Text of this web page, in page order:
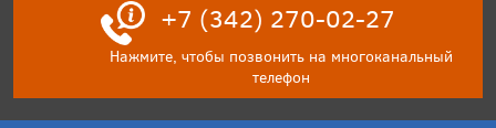
+7 (342) 270-02-27
Нажмите, чтобы позвонить на многоканальный
телефон